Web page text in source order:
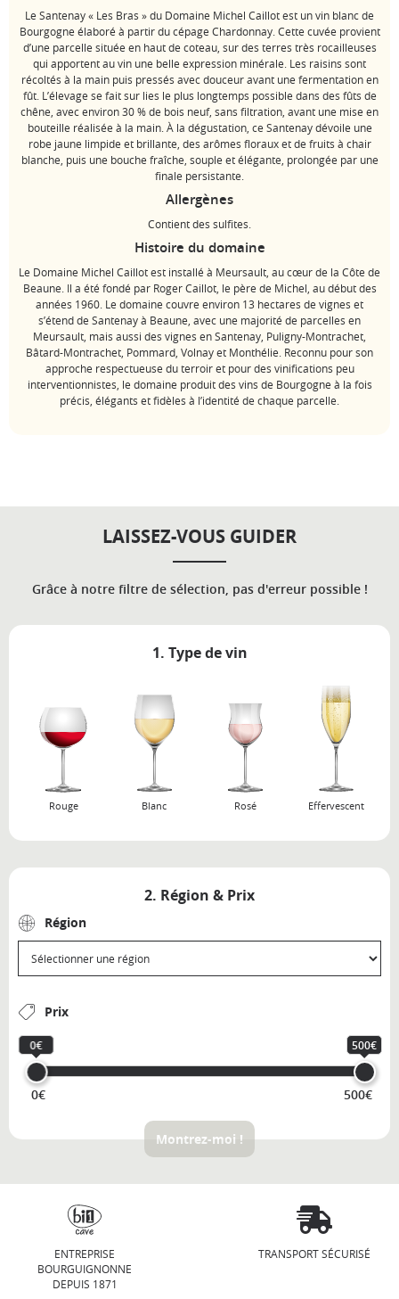
Le Santenay « Les Bras » du Domaine Michel Caillot est un vin blanc de
Bourgogne élaboré à partir du cépage Chardonnay. Cette cuvée provient
d’une parcelle située en haut de coteau, sur des terres très rocailleuses
qui apportent au vin une belle expression minérale. Les raisins sont
récoltés à la main puis pressés avec douceur avant une fermentation en
fût. L’élevage se fait sur lies le plus longtemps possible dans des fûts de
chêne, avec environ 30 % de bois neuf, sans filtration, avant une mise en
bouteille réalisée à la main. À la dégustation, ce Santenay dévoile une
robe jaune limpide et brillante, des arômes floraux et de fruits à chair
blanche, puis une bouche fraîche, souple et élégante, prolongée par une
finale persistante.
Allergènes
Contient des sulfites.
Histoire du domaine
Le Domaine Michel Caillot est installé à Meursault, au cœur de la Côte de
Beaune. Il a été fondé par Roger Caillot, le père de Michel, au début des
années 1960. Le domaine couvre environ 13 hectares de vignes et
s’étend de Santenay à Beaune, avec une majorité de parcelles en
Meursault, mais aussi des vignes en Santenay, Puligny-Montrachet,
Bâtard-Montrachet, Pommard, Volnay et Monthélie. Reconnu pour son
approche respectueuse du terroir et pour des vinifications peu
interventionnistes, le domaine produit des vins de Bourgogne à la fois
précis, élégants et fidèles à l’identité de chaque parcelle.
LAISSEZ-VOUS GUIDER
Grâce à notre filtre de sélection, pas d'erreur possible !
1. Type de vin
Rouge Blanc Rosé Effervescent
2. Région & Prix
Région
Prix
0€ 500€
0€ 500€
Montrez-moi !
ENTREPRISE
BOURGUIGNONNE
DEPUIS 1871
TRANSPORT SÉCURISÉ